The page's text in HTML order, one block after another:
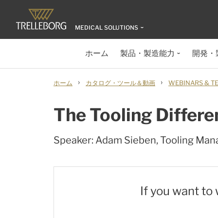
MEDICAL SOLUTIONS
ホーム 製品・製造能力 開発・
ホーム › カタログ・ツール＆動画 › WEBINARS &
The Tooling
Speaker: Adam Sieben, Tooling
If you want to